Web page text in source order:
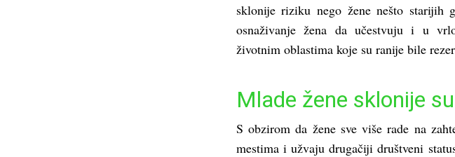
sklonije riziku nego žene nešto starijih
osnaživanje žena da učestvuju i u
životnim oblastima koje su ranije bile
Mlade žene sklonije
S obzirom da žene sve više rade na
mestima i užvaju drugačiji društveni